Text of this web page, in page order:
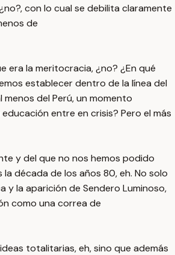
con lo cual se debilita claramente
de
era la meritocracia, ¿no? ¿En qué
establecer dentro de la línea del
del Perú, un momento
entre en crisis? Pero el más
y del que no nos hemos podido
década de los años 80, eh. No solo
y la aparición de Sendero Luminoso,
como una correa de
totalitarias, eh, sino que además